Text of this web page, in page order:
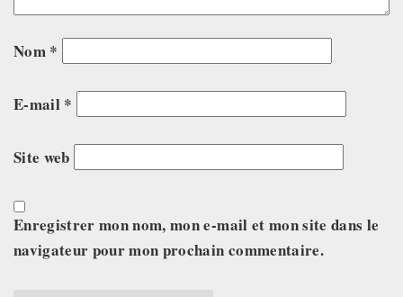
Nom *
E-mail *
Site web
Enregistrer mon nom, mon e-mail et mon site dans le
navigateur pour mon prochain commentaire.